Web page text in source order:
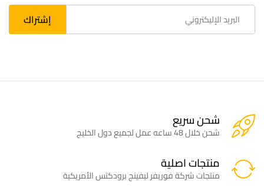
شحن سريع
شحن خلال 48 ساعه عمل لجميع دول الخليج
منتجات اصلية
منتجات شركة فوريفر ليفينج برودكتس الأمريكية